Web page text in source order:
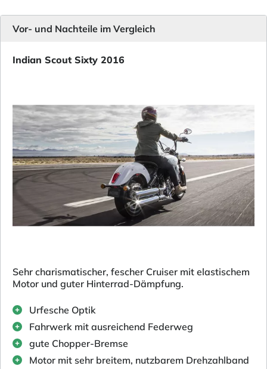
Vor- und Nachteile im Vergleich
Indian Scout Sixty 2016
Sehr charismatischer, fescher Cruiser mit elastischem
Motor und guter Hinterrad-Dämpfung.
Urfesche Optik
Fahrwerk mit ausreichend Federweg
gute Chopper-Bremse
Motor mit sehr breitem, nutzbarem Drehzahlband